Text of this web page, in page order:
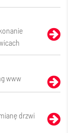
www
drzwi